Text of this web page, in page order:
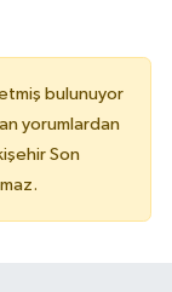
bulunuyor
yorumlardan
Son